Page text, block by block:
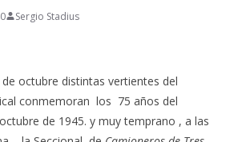
Sergio Stadius
octubre distintas vertientes del
conmemoran los 75 años del
de 1945. y muy temprano , a las